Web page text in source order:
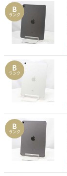
B
ランク
B
ランク
B
ランク